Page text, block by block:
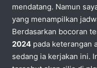
mendatang. Namun
yang menampilkan
Berdasarkan bocoran
2024 pada keterangan
sedang ia kerjakan ini.